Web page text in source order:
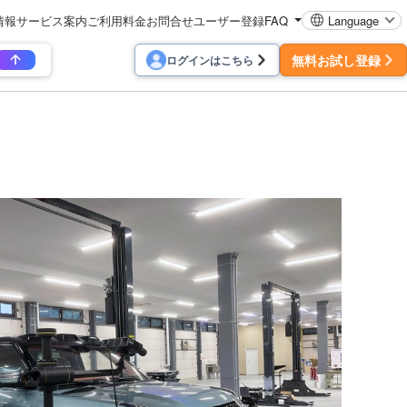
報サービス案内 ご利用料金お問合せユーザー登録FAQ Language
ログインはこちら 無料お試し登録